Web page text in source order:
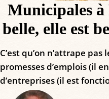
Municipales à
belle, elle est
C’est qu’on n’attrape
promesses d’emplois (il
d’entreprises (il est